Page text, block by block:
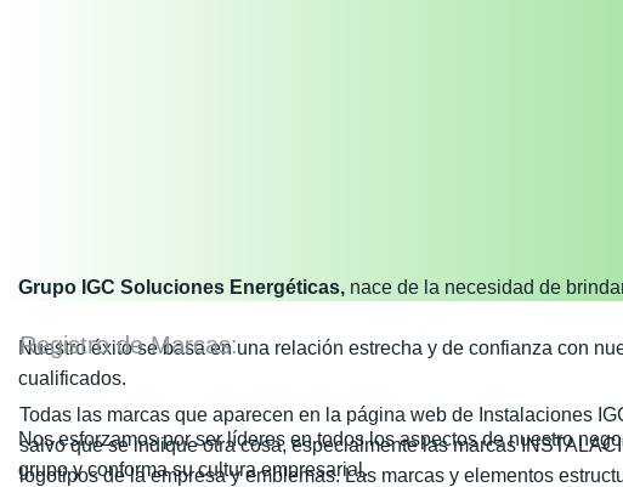
Grupo IGC Soluciones Energéticas, nace de la necesidad de
Nuestro éxito se basa en una relación estrecha y de confianza con
cualificados.
Nos esforzamos por ser líderes en todos los aspectos de nuestro
grupo y conforma su cultura empresarial.
Registro de Marcas:
Todas las marcas que aparecen en la página web de Instalaciones
salvo que se indique otra cosa, especialmente las marcas
logotipos de la empresa y emblemas. Las marcas y elementos